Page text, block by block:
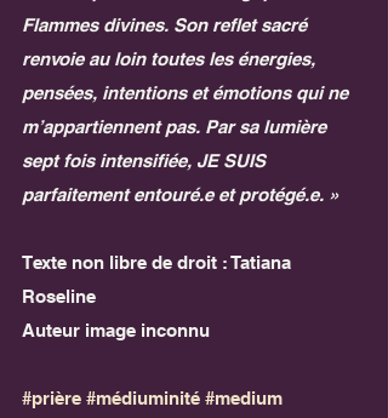
Flammes divines. Son reflet sacré
renvoie au loin toutes les énergies,
pensées, intentions et émotions qui ne
m’appartiennent pas. Par sa lumière
sept fois intensifiée, JE SUIS
parfaitement entouré.e et protégé.e. »
Texte non libre de droit : Tatiana
Roseline
Auteur image inconnu
#prière #médiuminité #medium